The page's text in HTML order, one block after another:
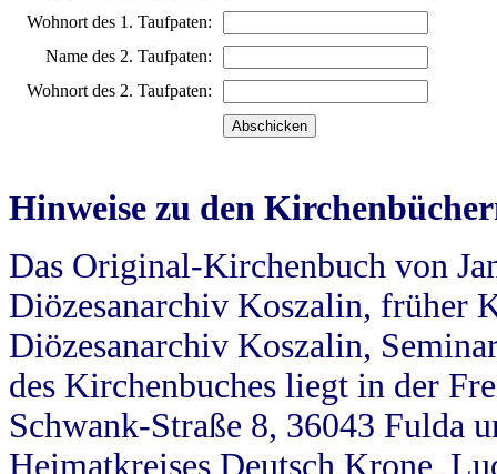
Wohnort des 1. Taufpaten:
Name des 2. Taufpaten:
Wohnort des 2. Taufpaten:
Hinweise zu den
Das Original-Kirchenbuch von
Diözesanarchiv Koszalin, früher
Diözesanarchiv Koszalin,
des Kirchenbuches liegt in der
Schwank-Straße 8, 36043 Fulda
Heimatkreises Deutsch Krone,